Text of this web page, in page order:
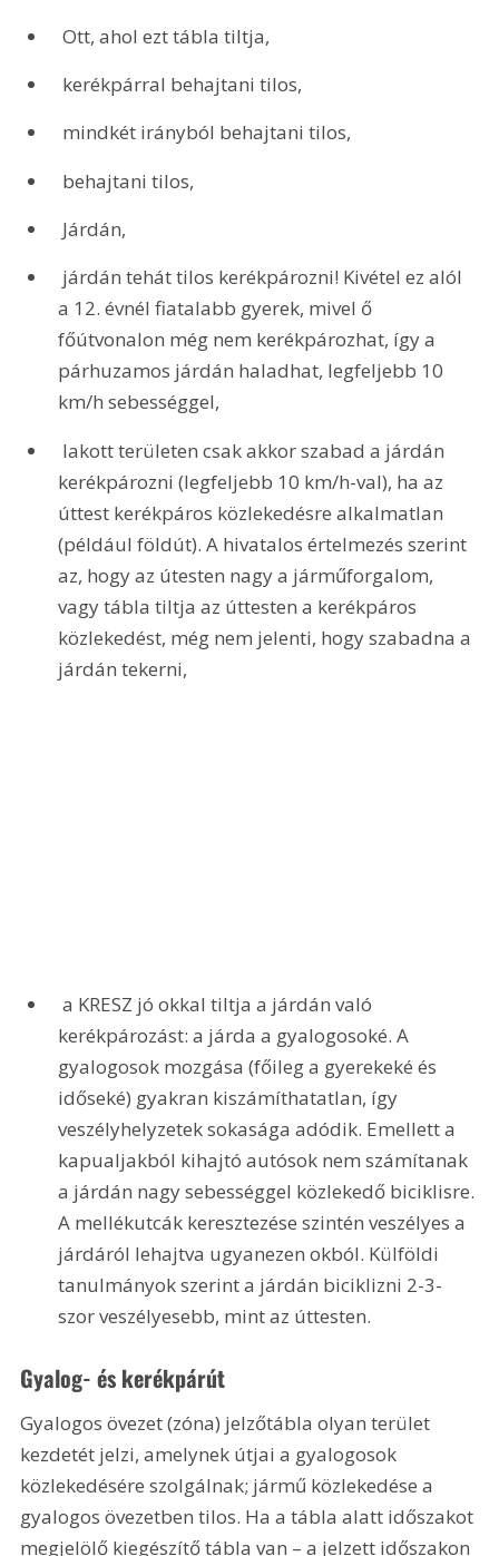
Ott, ahol ezt tábla tiltja,
kerékpárral behajtani tilos,
mindkét irányból behajtani tilos,
behajtani tilos,
Járdán,
a 12. évnél fiatalabb gyerek, mivel ő
főútvonalon még nem kerékpározhat, így a
párhuzamos járdán haladhat, legfeljebb 10
km/h sebességgel,
kerékpározni (legfeljebb 10 km/h-val), ha az
úttest kerékpáros közlekedésre alkalmatlan
(például földút). A hivatalos értelmezés szerint
az, hogy az útesten nagy a járműforgalom,
vagy tábla tiltja az úttesten a kerékpáros
közlekedést, még nem jelenti, hogy szabadna a
járdán tekerni,
a KRESZ jó okkal tiltja a járdán való
kerékpározást: a járda a gyalogosoké. A
gyalogosok mozgása (főileg a gyerekeké és
időseké) gyakran kiszámíthatatlan, így
veszélyhelyzetek sokasága adódik. Emellett a
kapualjakból kihajtó autósok nem számítanak
a járdán nagy sebességgel közlekedő biciklisre.
A mellékutcák keresztezése szintén veszélyes a
járdáról lehajtva ugyanezen okból. Külföldi
tanulmányok szerint a járdán biciklizni 2-3-
szor veszélyesebb, mint az úttesten.
Gyalog- és kerékpárút
Gyalogos övezet (zóna) jelzőtábla olyan terület
kezdetét jelzi, amelynek útjai a gyalogosok
közlekedésére szolgálnak; jármű közlekedése a
gyalogos övezetben tilos. Ha a tábla alatt időszakot
megjelölő kiegészítő tábla van – a jelzett időszakon